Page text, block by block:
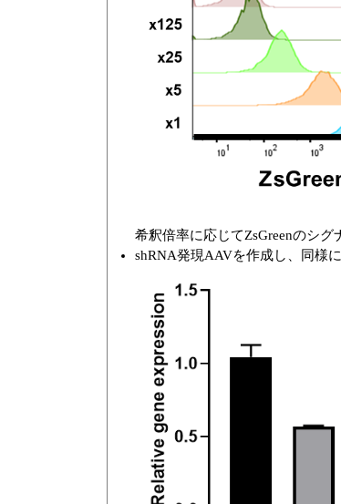
希釈倍率に応じてZsGreenのシ
shRNA発現AAVを作成し、同様